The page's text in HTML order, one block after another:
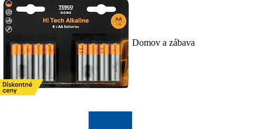
Domov a zábava